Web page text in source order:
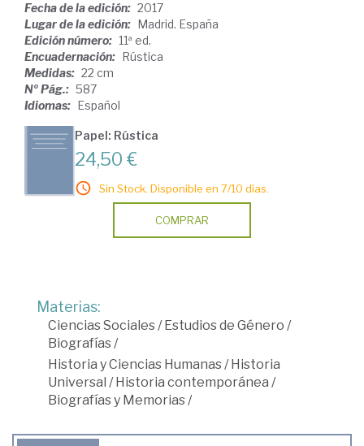
Fecha de la edición: 2017
Lugar de la edición: Madrid. España
Edición número: 11ª ed.
Encuadernación: Rústica
Medidas: 22 cm
Nº Pág.: 587
Idiomas: Español
Papel: Rústica
24,50 €
Sin Stock. Disponible en 7/10 días.
COMPRAR
Materias:
Ciencias Sociales/ Estudios de Género /
Biografías/
Historia y Ciencias Humanas/ Historia
Universal / Historia contemporánea /
Biografías y Memorias/